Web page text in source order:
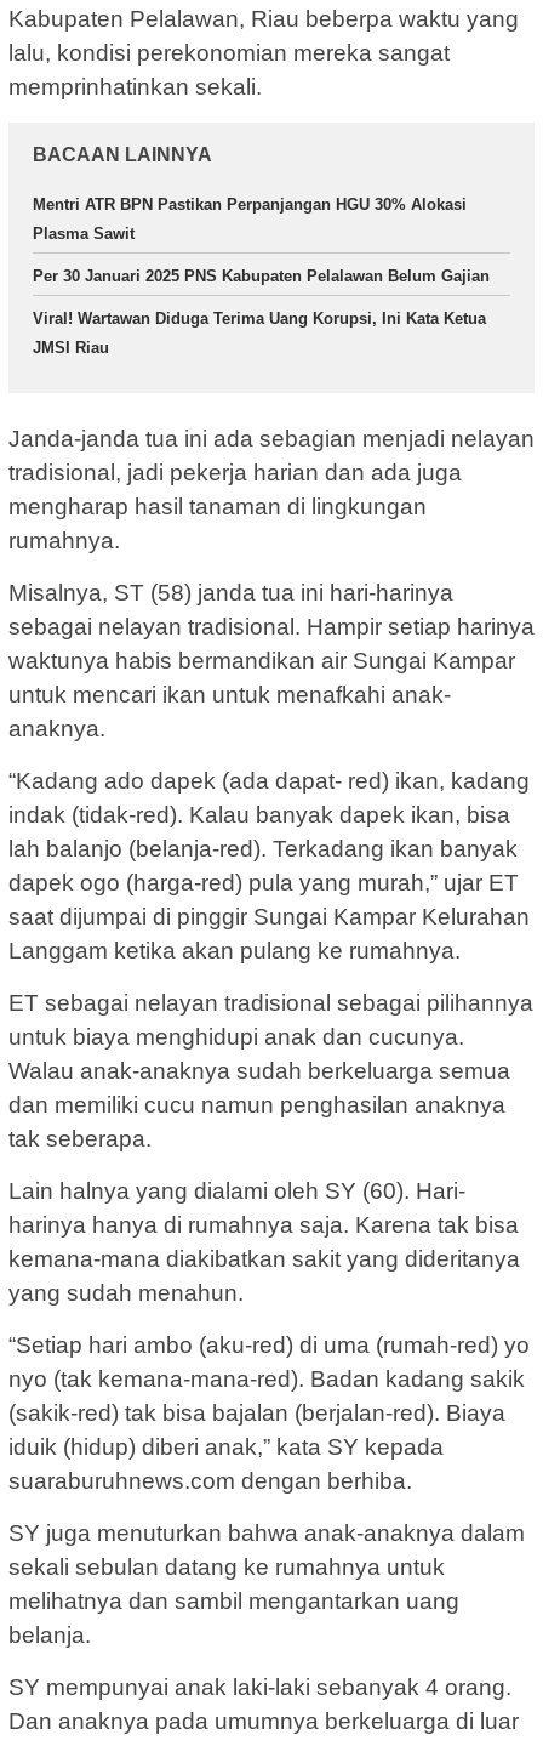
Kabupaten Pelalawan, Riau beberpa waktu yang
lalu, kondisi perekonomian mereka sangat
memprinhatinkan sekali.
BACAAN LAINNYA
Mentri ATR BPN Pastikan Perpanjangan HGU 30% Alokasi
Plasma Sawit
Per 30 Januari 2025 PNS Kabupaten Pelalawan Belum Gajian
Viral! Wartawan Diduga Terima Uang Korupsi, Ini Kata Ketua
JMSI Riau
Janda-janda tua ini ada sebagian menjadi nelayan
tradisional, jadi pekerja harian dan ada juga
mengharap hasil tanaman di lingkungan
rumahnya.
Misalnya, ST (58) janda tua ini hari-harinya
sebagai nelayan tradisional. Hampir setiap harinya
waktunya habis bermandikan air Sungai Kampar
untuk mencari ikan untuk menafkahi anak-
anaknya.
“Kadang ado dapek (ada dapat- red) ikan, kadang
indak (tidak-red). Kalau banyak dapek ikan, bisa
lah balanjo (belanja-red). Terkadang ikan banyak
dapek ogo (harga-red) pula yang murah,” ujar ET
saat dijumpai di pinggir Sungai Kampar Kelurahan
Langgam ketika akan pulang ke rumahnya.
ET sebagai nelayan tradisional sebagai pilihannya
untuk biaya menghidupi anak dan cucunya.
Walau anak-anaknya sudah berkeluarga semua
dan memiliki cucu namun penghasilan anaknya
tak seberapa.
Lain halnya yang dialami oleh SY (60). Hari-
harinya hanya di rumahnya saja. Karena tak bisa
kemana-mana diakibatkan sakit yang dideritanya
yang sudah menahun.
“Setiap hari ambo (aku-red) di uma (rumah-red) yo
nyo (tak kemana-mana-red). Badan kadang sakik
(sakik-red) tak bisa bajalan (berjalan-red). Biaya
iduik (hidup) diberi anak,” kata SY kepada
suaraburuhnews.com dengan berhiba.
SY juga menuturkan bahwa anak-anaknya dalam
sekali sebulan datang ke rumahnya untuk
melihatnya dan sambil mengantarkan uang
belanja.
SY mempunyai anak laki-laki sebanyak 4 orang.
Dan anaknya pada umumnya berkeluarga di luar